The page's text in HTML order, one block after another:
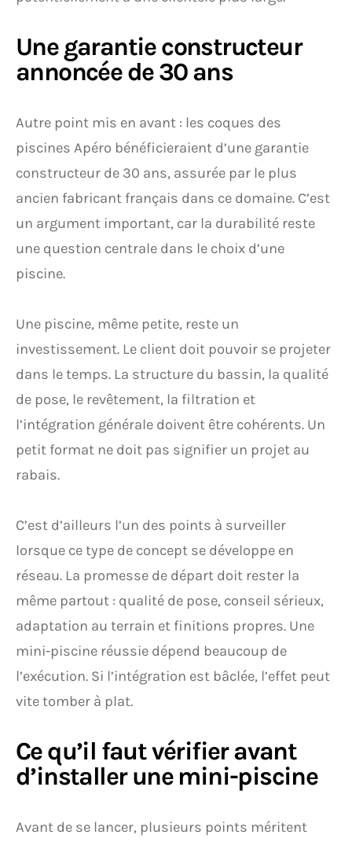
Une garantie constructeur
annoncée de 30 ans
Autre point mis en avant : les coques des
piscines Apéro bénéficieraient d’une garantie
constructeur de 30 ans, assurée par le plus
ancien fabricant français dans ce domaine. C’est
un argument important, car la durabilité reste
une question centrale dans le choix d’une
piscine.
Une piscine, même petite, reste un
investissement. Le client doit pouvoir se projeter
dans le temps. La structure du bassin, la qualité
de pose, le revêtement, la filtration et
l’intégration générale doivent être cohérents. Un
petit format ne doit pas signifier un projet au
rabais.
C’est d’ailleurs l’un des points à surveiller
lorsque ce type de concept se développe en
réseau. La promesse de départ doit rester la
même partout : qualité de pose, conseil sérieux,
adaptation au terrain et finitions propres. Une
mini-piscine réussie dépend beaucoup de
l’exécution. Si l’intégration est bâclée, l’effet peut
vite tomber à plat.
Ce qu’il faut vérifier avant
d’installer une mini-piscine
Avant de se lancer, plusieurs points méritent